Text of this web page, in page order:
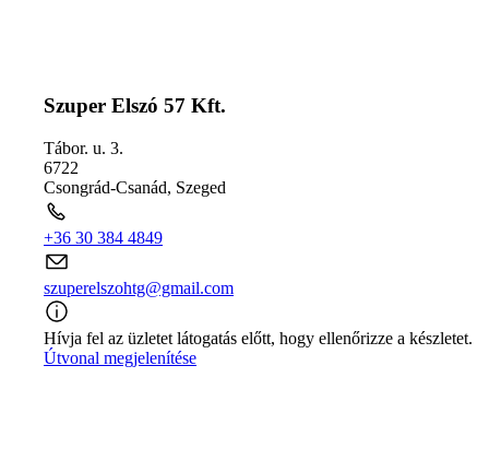
Szuper Elszó 57 Kft.
Tábor. u. 3.
6722
Csongrád-Csanád, Szeged
+36 30 384 4849
szuperelszohtg@gmail.com
Hívja fel az üzletet látogatás előtt, hogy ellenőrizze a készletet.
Útvonal megjelenítése